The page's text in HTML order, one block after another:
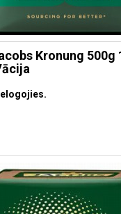
Kronung 500g